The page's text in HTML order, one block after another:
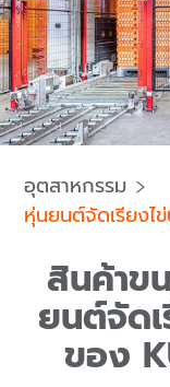
อุตสาหกรรม
หุ่นยนต์จัดเรียงไ
สินค้าข
ยนต์จัด
ของ